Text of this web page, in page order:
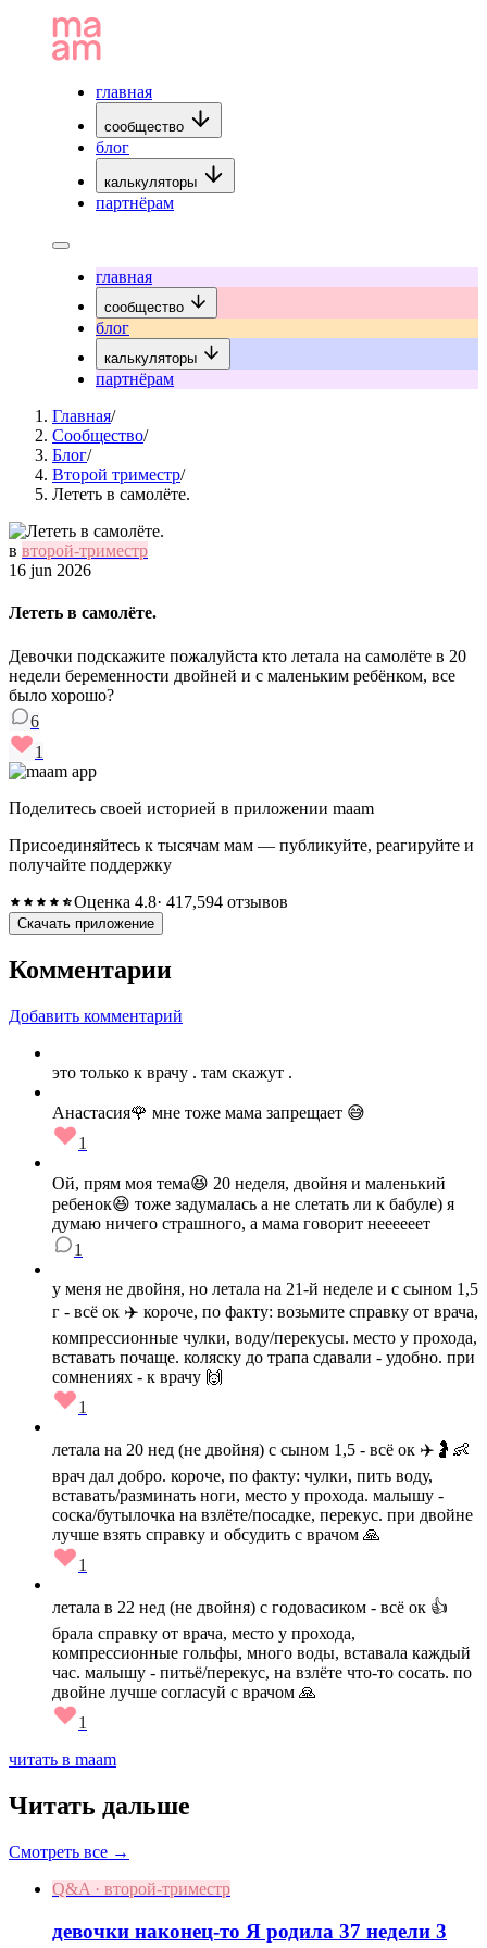
главная
сообщество
блог
калькуляторы
партнёрам
главная
сообщество
блог
калькуляторы
партнёрам
Главная/
Сообщество/
Блог/
Второй триместр/
Лететь в самолёте.
в второй-триместр
16 jun 2026
Лететь в самолёте.
Девочки подскажите пожалуйста кто летала на самолёте в 20
недели беременности двойней и с маленьким ребёнком, все
было хорошо?
6
1
Поделитесь своей историей в приложении maam
Присоединяйтесь к тысячам мам — публикуйте, реагируйте и
получайте поддержку
Оценка 4.8· 417,594 отзывов
Скачать приложение
Комментарии
Добавить комментарий
это только к врачу . там скажут .
Анастасия🌹 мне тоже мама запрещает 😅
1
Ой, прям моя тема😆 20 неделя, двойня и маленький
ребенок😆 тоже задумалась а не слетать ли к бабуле) я
думаю ничего страшного, а мама говорит неееееет
1
у меня не двойня, но летала на 21-й неделе и с сыном 1,5
г - всё ок ✈️ короче, по факту: возьмите справку от врача,
компрессионные чулки, воду/перекусы. место у прохода,
вставать почаще. коляску до трапа сдавали - удобно. при
сомнениях - к врачу 🙌
1
летала на 20 нед (не двойня) с сыном 1,5 - всё ок ✈️🤰👶
врач дал добро. короче, по факту: чулки, пить воду,
вставать/разминать ноги, место у прохода. малышу -
соска/бутылочка на взлёте/посадке, перекус. при двойне
лучше взять справку и обсудить с врачом 🙏
1
летала в 22 нед (не двойня) с годовасиком - всё ок 👍
брала справку от врача, место у прохода,
компрессионные гольфы, много воды, вставала каждый
час. малышу - питьё/перекус, на взлёте что-то сосать. по
двойне лучше согласуй с врачом 🙏
1
читать в maam
Читать дальше
Смотреть все →
Q&A · второй-триместр
девочки наконец-то Я родила 37 недели 3